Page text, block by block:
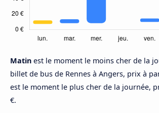
Matin est le moment le moins cher de la
billet de bus de Rennes à Angers, prix à
est le moment le plus cher de la journée,
€.